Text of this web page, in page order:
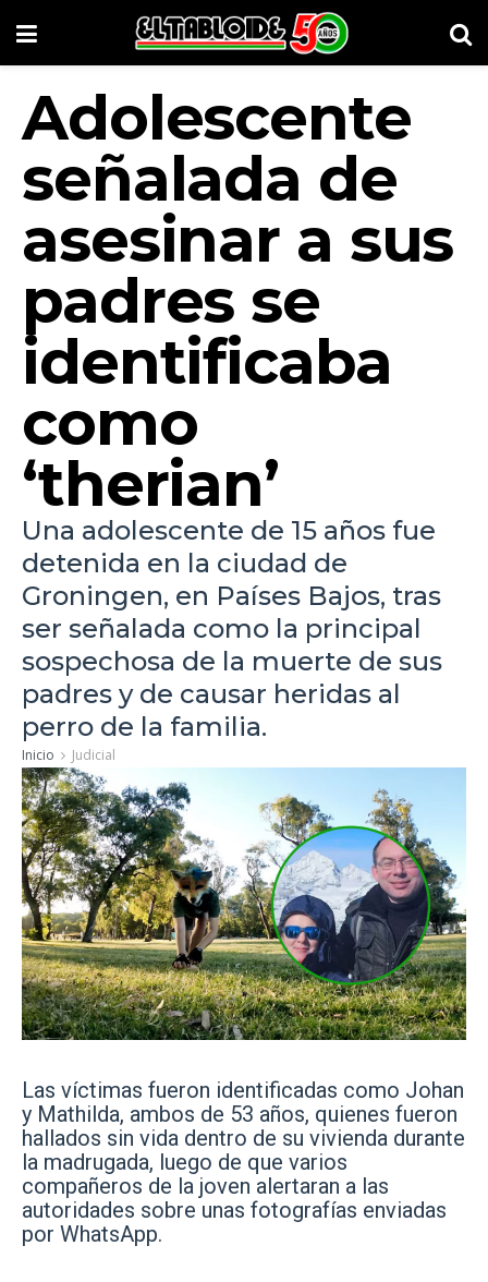
Adolescente
señalada de
asesinar a sus
padres se
identificaba
como
‘therian’
Una adolescente de 15 años fue
detenida en la ciudad de
Groningen, en Países Bajos, tras
ser señalada como la principal
sospechosa de la muerte de sus
padres y de causar heridas al
perro de la familia.
Inicio Judicial
Las víctimas fueron identificadas como Johan
y Mathilda, ambos de 53 años, quienes fueron
hallados sin vida dentro de su vivienda durante
la madrugada, luego de que varios
compañeros de la joven alertaran a las
autoridades sobre unas fotografías enviadas
por WhatsApp.